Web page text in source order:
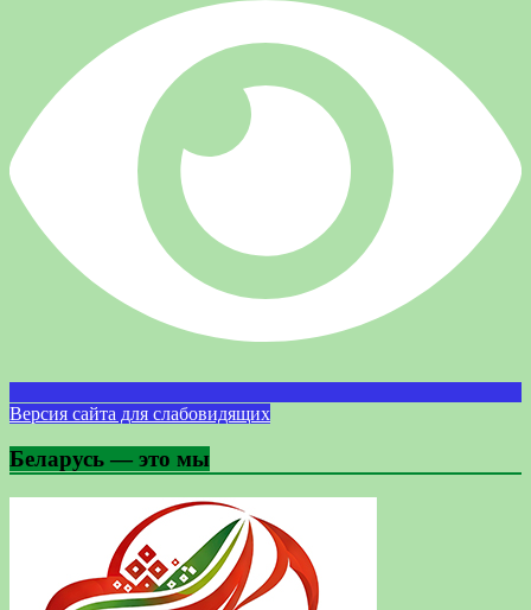
Версия сайта для слабовидящих
Беларусь — это мы